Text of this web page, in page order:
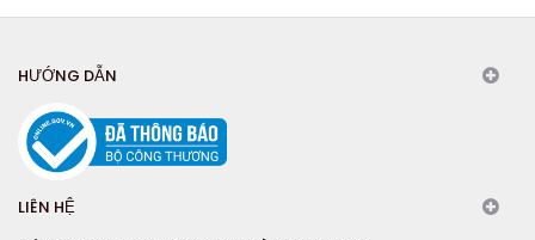
HƯỚNG DẪN
LIÊN HỆ